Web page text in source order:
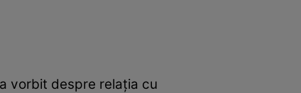
a vorbit despre relația cu